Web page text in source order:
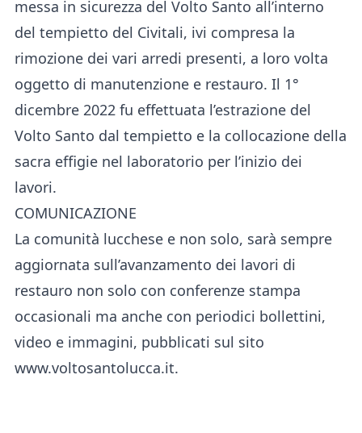
messa in sicurezza del Volto Santo all’interno
del tempietto del Civitali, ivi compresa la
rimozione dei vari arredi presenti, a loro volta
oggetto di manutenzione e restauro. Il 1°
dicembre 2022 fu effettuata l’estrazione del
Volto Santo dal tempietto e la collocazione della
sacra effigie nel laboratorio per l’inizio dei
lavori.
COMUNICAZIONE
La comunità lucchese e non solo, sarà sempre
aggiornata sull’avanzamento dei lavori di
restauro non solo con conferenze stampa
occasionali ma anche con periodici bollettini,
video e immagini, pubblicati sul sito
www.voltosantolucca.it.